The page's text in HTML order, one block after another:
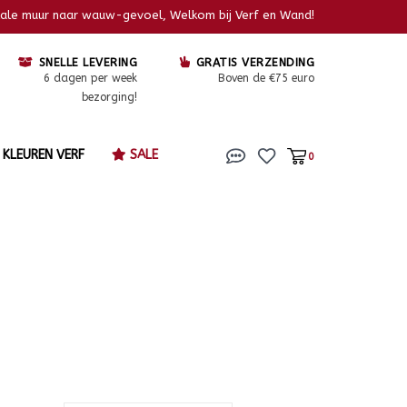
muur naar wauw-gevoel, Welkom bij Verf en Wand!
SNELLE LEVERING
6 dagen per week
bezorging!
GRATIS VERZENDING
Boven de €75 euro
KLEUREN VERF SALE 0